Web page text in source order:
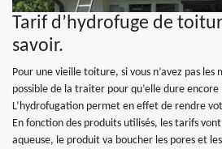
Tarif d’hydrofuge de
savoir.
Pour une vieille toiture, si vous n’avez pas les
possible de la traiter pour qu’elle dure encore
L’hydrofugation permet en effet de rendre
En fonction des produits utilisés, les tarifs
aqueuse, le produit va boucher les pores et